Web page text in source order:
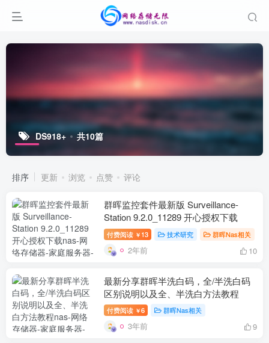
DS918+ 共10篇
排序 更新 浏览 点赞 评论
群晖监控套件最新版 Surveillance-
Station 9.2.0_11289 开心授权下载
付费阅读 ￥ 13 技术研究 群晖Nas相关
2年前 10
最新分享群晖半洗白码，全/半洗白码
区别说明以及全、半洗白方法教程
付费阅读 ￥6 群晖Nas相关
3年前 9